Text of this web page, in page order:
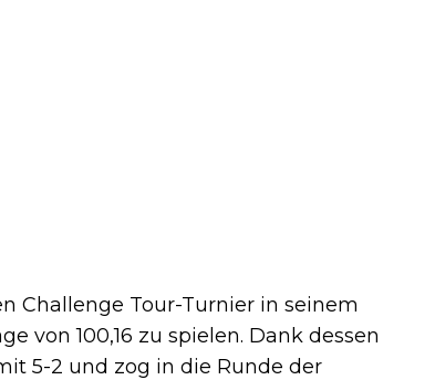
Challenge Tour-Turnier in seinem
von 100,16 zu spielen. Dank dessen
5-2 und zog in die Runde der